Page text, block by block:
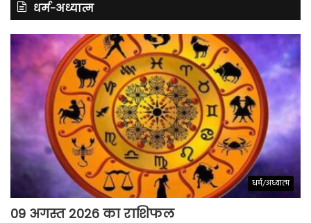
धर्म-अध्यात्म
धर्म/अध्यात्म
09 अगस्त 2026 का राशिफल